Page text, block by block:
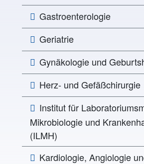
Gastroenterologie
Geriatrie
Gynäkologie und
Herz- und Gefäßchirurgie
Institut für
Mikrobiologie und
(ILMH)
Kardiologie, Angiologie